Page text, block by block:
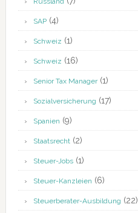
SAP(4)
Schweiz (1)
Schweiz (16)
Senior Tax Manager(1)
Sozialversicherung (17)
Spanien (9)
Staatsrecht(2)
Steuer-Jobs(1)
Steuer-Kanzleien (6)
Steuerberater-Ausbildung (22)